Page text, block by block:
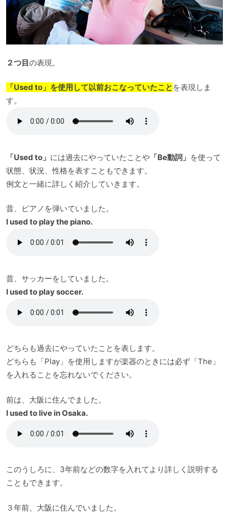
２つ目の表現。
「Used to」を使用して以前おこなっていたこと を表現しま
す。
「Used to」 には過去にやっていたことや「Be動詞」 を使って
状態、状況、性格を表すこともできます。
例文と一緒に詳しく紹介していきます。
昔、ピアノを弾いていました。
I used to play the piano.
昔、サッカーをしていました。
I used to play soccer.
どちらも過去にやっていたことを表します。
どちらも「Play」を使用しますが楽器のときには必ず「The」
を入れることを忘れないでください。
前は、大阪に住んでました。
I used to live in Osaka.
このうしろに、3年前などの数字を入れてより詳しく説明する
こともできます。
３年前、大阪に住んでいました。